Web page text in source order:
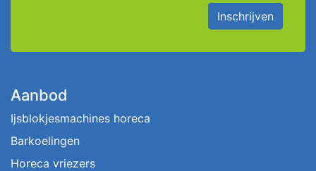
Inschrijven
Aanbod
Ijsblokjesmachines horeca
Barkoelingen
Horeca vriezers